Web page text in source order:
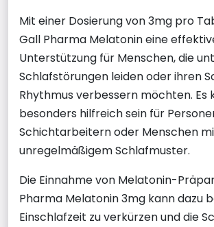
Mit einer Dosierung von 3mg pro
Gall Pharma Melatonin eine
Unterstützung für Menschen, die
Schlafstörungen leiden oder ihren
Rhythmus verbessern möchten. Es
besonders hilfreich sein für
Schichtarbeitern oder Menschen
unregelmäßigem Schlafmuster.
Die Einnahme von Melatonin-
Pharma Melatonin 3mg kann dazu
Einschlafzeit zu verkürzen und die